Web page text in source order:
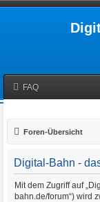
FAQ
Foren-Übersicht
Digital-Bahn -
Mit dem Zugriff auf
bahn.de/forum“) wird